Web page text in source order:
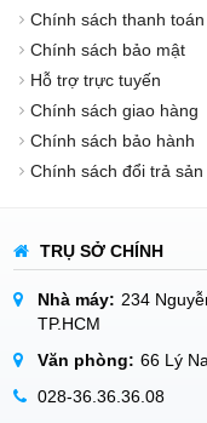
Chính sách thanh toán
Chính sách bảo mật
Hỗ trợ trực tuyến
Chính sách giao hàng
Chính sách bảo hành
Chính sách đổi trả sản
TRỤ SỞ CHÍNH
Nhà máy: 234
TP.HCM
Văn phòng: 66 Lý
028-36.36.36.08